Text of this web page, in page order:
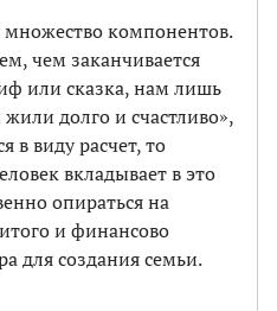
компонентов.
чем заканчивается
или сказка, нам лишь
долго и счастливо»,
в виду расчет, то
вкладывает в это
опираться на
и финансово
для создания семьи.